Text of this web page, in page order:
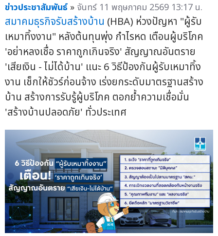
ข่าวประชาสัมพันธ์ » จันทร์ 11 พฤษภาคม 2569 13:17 น.
สมาคมธุรกิจรับสร้างบ้าน (HBA) ห่วงปัญหา "ผู้รับ
เหมาทิ้งงาน" หลังต้นทุนพุ่ง กำไรหด เตือนผู้บริโภค
'อย่าหลงเชื่อ ราคาถูกเกินจริง' สัญญาณอันตราย
'เสียเงิน - ไม่ได้บ้าน' แนะ 6 วิธีป้องกันผู้รับเหมาทิ้ง
งาน เช็กให้ชัวร์ก่อนจ้าง เร่งยกระดับมาตรฐานสร้าง
บ้าน สร้างการรับรู้ผู้บริโภค ตอกย้ำความเชื่อมั่น
'สร้างบ้านปลอดภัย' ทั่วประเทศ